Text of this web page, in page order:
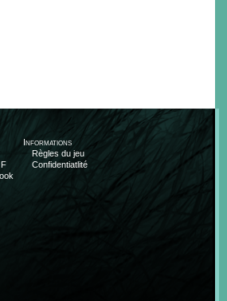
Informations
Règles du jeu
Confidentiatlité